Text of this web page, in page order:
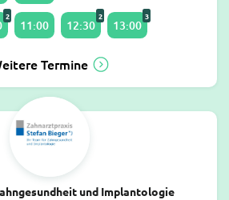
2
11:00 12:30
2
13:00
3
Termine
und Implantologie